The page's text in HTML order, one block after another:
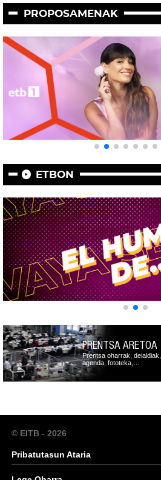
PROPOSAMENAK
ETBON
PRENTSA ARETOA
Prentsa oharrak, deialdiak,
agenda, fototeka,…
© EITB - 2026
Pribatutasun Ataria